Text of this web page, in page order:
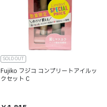
SOLD OUT
Fujiko フジコ コンプリートアイルッ
クセット C